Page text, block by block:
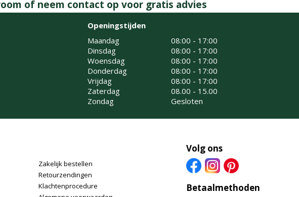
of neem contact op voor gratis advies
Openingstijden
Maandag
08:00 - 17:00
Dinsdag
08:00 - 17:00
Woensdag
08:00 - 17:00
Donderdag
08:00 - 17:00
Vrijdag
08:00 - 17:00
Zaterdag
08.00 - 15.00
Zondag
Gesloten
Zakelijk bestellen
Retourzendingen
Klachtenprocedure
Volg ons
Betaalmethoden